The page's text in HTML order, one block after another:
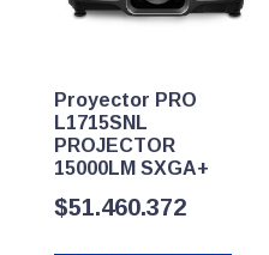
Proyector PRO
L1715SNL
PROJECTOR
15000LM SXGA+
$51.460.372